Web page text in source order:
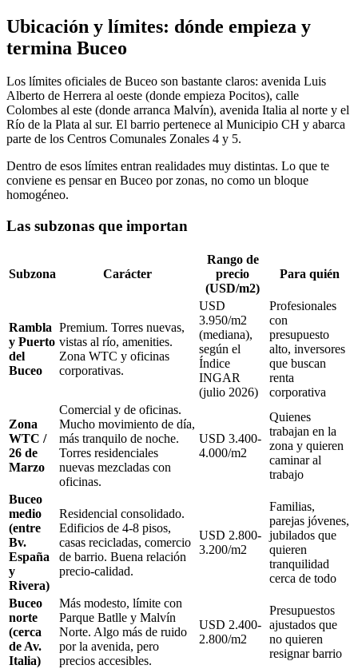
Ubicación y límites: dónde empieza y
termina Buceo
Los límites oficiales de Buceo son bastante claros: avenida Luis
Alberto de Herrera al oeste (donde empieza Pocitos), calle
Colombes al este (donde arranca Malvín), avenida Italia al norte y el
Río de la Plata al sur. El barrio pertenece al Municipio CH y abarca
parte de los Centros Comunales Zonales 4 y 5.
Dentro de esos límites entran realidades muy distintas. Lo que te
conviene es pensar en Buceo por zonas, no como un bloque
homogéneo.
Las subzonas que importan
Subzona Carácter
Rango de
precio
(USD/m2)
Para quién
Rambla
y Puerto
del
Buceo
Premium. Torres nuevas,
vistas al río, amenities.
Zona WTC y oficinas
corporativas.
USD
3.950/m2
(mediana),
según el
Índice
INGAR
(julio 2026)
Profesionales
con
presupuesto
alto, inversores
que buscan
renta
corporativa
Zona
WTC /
26 de
Marzo
Comercial y de oficinas.
Mucho movimiento de día,
más tranquilo de noche.
Torres residenciales
nuevas mezcladas con
oficinas.
USD 3.400-
4.000/m2
Quienes
trabajan en la
zona y quieren
caminar al
trabajo
Buceo
medio
(entre
Bv.
España
y
Rivera)
Residencial consolidado.
Edificios de 4-8 pisos,
casas recicladas, comercio
de barrio. Buena relación
precio-calidad.
USD 2.800-
3.200/m2
Familias,
parejas jóvenes,
jubilados que
quieren
tranquilidad
cerca de todo
Buceo
norte
(cerca
de Av.
Italia)
Más modesto, límite con
Parque Batlle y Malvín
Norte. Algo más de ruido
por la avenida, pero
precios accesibles.
USD 2.400-
2.800/m2
Presupuestos
ajustados que
no quieren
resignar barrio